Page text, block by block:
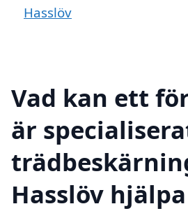
Hasslöv
Vad kan ett
är
Hasslöv